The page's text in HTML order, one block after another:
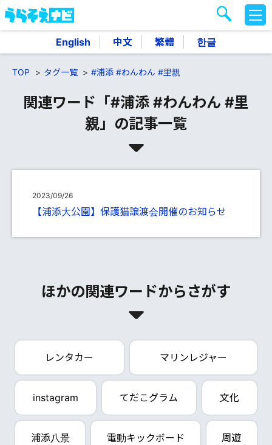
English 中文 繁體 한글
M
E
TOP タグ一覧 #浦添 #わんわん #里親
関連ワード「#浦添 #わんわん #里
親」の記事一覧
2023/09/26
【浦添大公園】保護猫譲渡会開催のお知らせ
ほかの関連ワードからさがす
レンタカー マリンレジャー
instagram てだこグラム 文化
浦添八景 電動キックボード 周遊